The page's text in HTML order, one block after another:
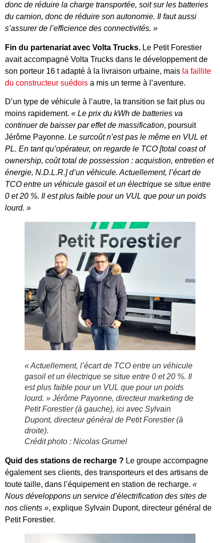
donc de réduire la charge transportée, soit sur les batteries
du camion, donc de réduire son autonomie. Il faut aussi
s’assurer de l’efficience des connectivités. »
Fin du partenariat avec Volta Trucks. Le Petit Forestier
avait accompagné Volta Trucks dans le développement de
son porteur 16 t adapté à la livraison urbaine, mais la faillite
du constructeur suédois a mis un terme à l’aventure.
D’un type de véhicule à l’autre, la transition se fait plus ou
moins rapidement. « Le prix du kWh de batteries va
continuer de baisser par effet de massification, poursuit
Jérôme Payonne. Le surcoût n’est pas le même en VUL et
PL. En tant qu’opérateur, on regarde le TCO [total coast of
ownership, coût total de possession : acquistion, entretien et
énergie, N.D.L.R.] d’un véhicule. Actuellement, l’écart de
TCO entre un véhicule gasoil et un électrique se situe entre
0 et 20 %. Il est plus faible pour un VUL que pour un poids
lourd. »
« Actuellement, l’écart de TCO entre un véhicule
gasoil et un électrique se situe entre 0 et 20 %. Il
est plus faible pour un VUL que pour un poids
lourd. » Jérôme Payonne, directeur marketing de
Petit Forestier (à gauche), ici avec Sylvain
Dupont, directeur général de Petit Forestier (à
droite).
Crédit photo : Nicolas Grumel
Quid des stations de recharge ? Le groupe accompagne
également ses clients, des transporteurs et des artisans de
toute taille, dans l’équipement en station de recharge. «
Nous développons un service d’électrification des sites de
nos clients », explique Sylvain Dupont, directeur général de
Petit Forestier.